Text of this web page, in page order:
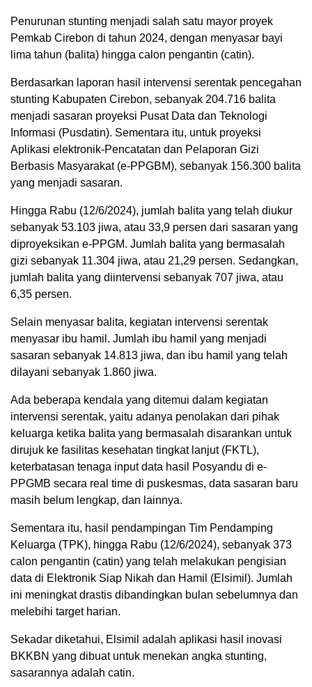
Penurunan stunting menjadi salah satu mayor proyek
Pemkab Cirebon di tahun 2024, dengan menyasar bayi
lima tahun (balita) hingga calon pengantin (catin).
Berdasarkan laporan hasil intervensi serentak pencegahan
stunting Kabupaten Cirebon, sebanyak 204.716 balita
menjadi sasaran proyeksi Pusat Data dan Teknologi
Informasi (Pusdatin). Sementara itu, untuk proyeksi
Aplikasi elektronik-Pencatatan dan Pelaporan Gizi
Berbasis Masyarakat (e-PPGBM), sebanyak 156.300 balita
yang menjadi sasaran.
Hingga Rabu (12/6/2024), jumlah balita yang telah diukur
sebanyak 53.103 jiwa, atau 33,9 persen dari sasaran yang
diproyeksikan e-PPGM. Jumlah balita yang bermasalah
gizi sebanyak 11.304 jiwa, atau 21,29 persen. Sedangkan,
jumlah balita yang diintervensi sebanyak 707 jiwa, atau
6,35 persen.
Selain menyasar balita, kegiatan intervensi serentak
menyasar ibu hamil. Jumlah ibu hamil yang menjadi
sasaran sebanyak 14.813 jiwa, dan ibu hamil yang telah
dilayani sebanyak 1.860 jiwa.
Ada beberapa kendala yang ditemui dalam kegiatan
intervensi serentak, yaitu adanya penolakan dari pihak
keluarga ketika balita yang bermasalah disarankan untuk
dirujuk ke fasilitas kesehatan tingkat lanjut (FKTL),
keterbatasan tenaga input data hasil Posyandu di e-
PPGMB secara real time di puskesmas, data sasaran baru
masih belum lengkap, dan lainnya.
Sementara itu, hasil pendampingan Tim Pendamping
Keluarga (TPK), hingga Rabu (12/6/2024), sebanyak 373
calon pengantin (catin) yang telah melakukan pengisian
data di Elektronik Siap Nikah dan Hamil (Elsimil). Jumlah
ini meningkat drastis dibandingkan bulan sebelumnya dan
melebihi target harian.
Sekadar diketahui, Elsimil adalah aplikasi hasil inovasi
BKKBN yang dibuat untuk menekan angka stunting,
sasarannya adalah catin.